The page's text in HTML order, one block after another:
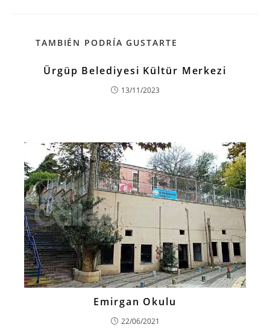
TAMBIÉN PODRÍA GUSTARTE
Ürgüp Belediyesi Kültür Merkezi
13/11/2023
Emirgan Okulu
22/06/2021